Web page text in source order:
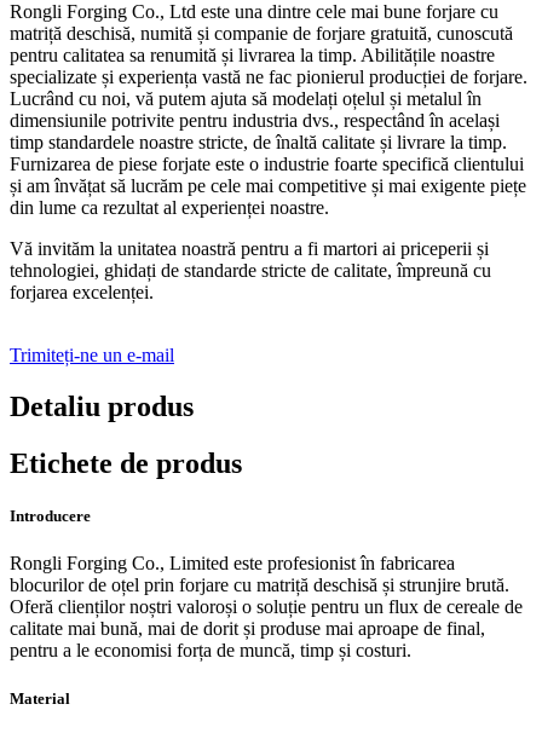
Rongli Forging Co., Ltd este una dintre cele mai bune forjare cu
matriță deschisă, numită și companie de forjare gratuită, cunoscută
pentru calitatea sa renumită și livrarea la timp. Abilitățile noastre
specializate și experiența vastă ne fac pionierul producției de forjare.
Lucrând cu noi, vă putem ajuta să modelați oțelul și metalul în
dimensiunile potrivite pentru industria dvs., respectând în același
timp standardele noastre stricte, de înaltă calitate și livrare la timp.
Furnizarea de piese forjate este o industrie foarte specifică clientului
și am învățat să lucrăm pe cele mai competitive și mai exigente piețe
din lume ca rezultat al experienței noastre.
Vă invităm la unitatea noastră pentru a fi martori ai priceperii și
tehnologiei, ghidați de standarde stricte de calitate, împreună cu
forjarea excelenței.
Trimiteți-ne un e-mail
Detaliu produs
Etichete de produs
Introducere
Rongli Forging Co., Limited este profesionist în fabricarea
blocurilor de oțel prin forjare cu matriță deschisă și strunjire brută.
Oferă clienților noștri valoroși o soluție pentru un flux de cereale de
calitate mai bună, mai de dorit și produse mai aproape de final,
pentru a le economisi forța de muncă, timp și costuri.
Material